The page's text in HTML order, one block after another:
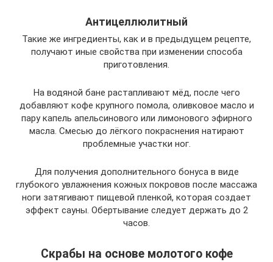
Антицеллюлитный
Такие же ингредиенты, как и в предыдущем рецепте,
получают иные свойства при изменении способа
приготовления.
На водяной бане растапливают мёд, после чего
добавляют кофе крупного помола, оливковое масло и
пару капель апельсинового или лимонового эфирного
масла. Смесью до лёгкого покраснения натирают
проблемные участки ног.
Для получения дополнительного бонуса в виде
глубокого увлажнения кожных покровов после массажа
ноги затягивают пищевой пленкой, которая создает
эффект сауны. Обертывание следует держать до 2
часов.
Скрабы на основе молотого кофе